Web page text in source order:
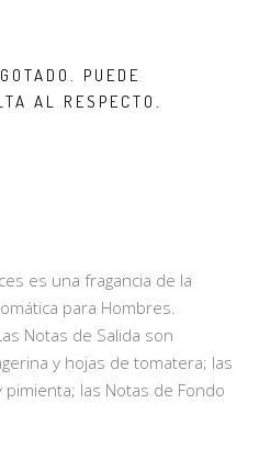
PUEDE
AL RESPECTO.
es una fragancia de la
para Hombres.
Notas de Salida son
y hojas de tomatera; las
las Notas de Fondo